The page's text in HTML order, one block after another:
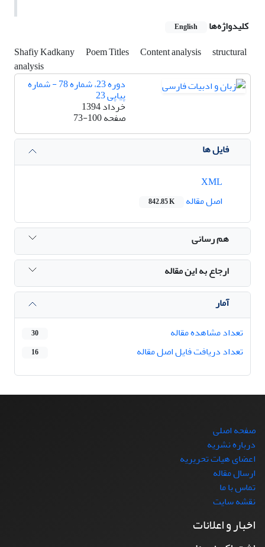
کلیدواژه‌ها
English
Shafiy Kadkany Poem Titles Content analysis
structural
analysis
دوره 23، شماره 78 - شماره
پیاپی 23
خرداد 1394
صفحه73-100
فایل ها
اصل مقاله
842.85 K
هم رسانی
ارجاع به این مقاله
آمار
تعداد مشاهده مقاله
30
تعداد دریافت فایل اصل مقاله 16
صفحه اصلی
درباره نشریه
اعضای هیات تحریریه
ارسال مقاله
تماس با ما
نقشه سایت
اخبار و اعلانات